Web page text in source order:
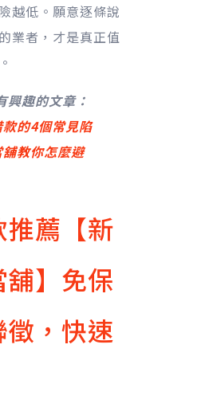
越低。願意逐條說
業者，才是真正值
興趣的文章：
的4個常見陷
教你怎麼避
薦【新
】免保
徵，快速